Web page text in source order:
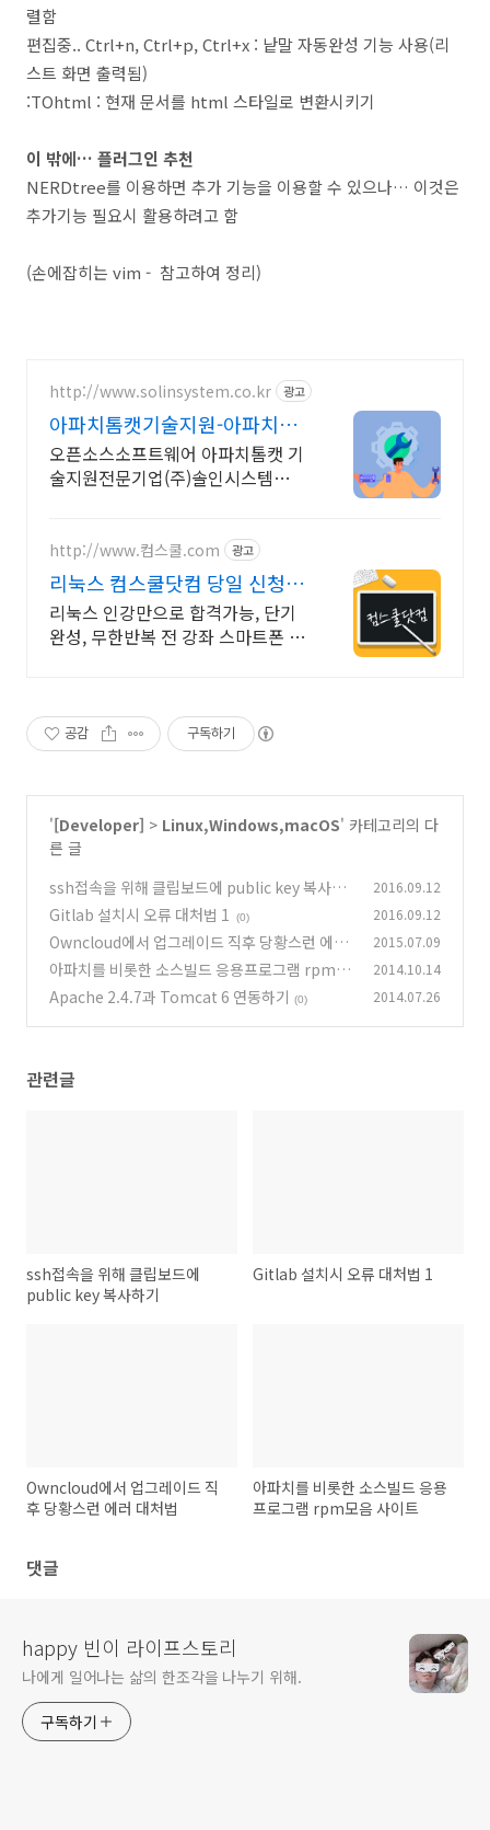
렬함
편집중.. Ctrl+n, Ctrl+p, Ctrl+x : 낱말 자동완성 기능 사용(리
스트 화면 출력됨)
:TOhtml : 현재 문서를 html 스타일로 변환시키기
이 밖에… 플러그인 추천
NERDtree를 이용하면 추가 기능을 이용할 수 있으나… 이것은
추가기능 필요시 활용하려고 함
(손에잡히는 vim - 참고하여 정리)
http://www.solinsystem.co.kr 광고
아파치톰캣기술지원-아파치톰
캣 20년이상 기술지원 노하우
오픈소스소프트웨어 아파치톰캣 기
술지원전문기업(주)솔인시스템
http://www.컴스쿨.com 광고
리눅스 컴스쿨닷컴 당일 신청&
결제시 기프티콘!
리눅스 인강만으로 합격가능, 단기
완성, 무한반복 전 강좌 스마트폰 학
공감 구독하기
'[Developer] > Linux,Windows,macOS' 카테고리의 다
른 글
ssh접속을 위해 클립보드에 public key 복사하
기
(0)
2016.09.12
Gitlab 설치시 오류 대처법 1 (0) 2016.09.12
Owncloud에서 업그레이드 직후 당황스런 에러
대처법
(3)
2015.07.09
아파치를 비롯한 소스빌드 응용프로그램 rpm모
음 사이트
(0)
2014.10.14
Apache 2.4.7과 Tomcat 6 연동하기 (0) 2014.07.26
관련글
ssh접속을 위해 클립보드에
public key 복사하기
Gitlab 설치시 오류 대처법 1
Owncloud에서 업그레이드 직
후 당황스런 에러 대처법
아파치를 비롯한 소스빌드 응용
프로그램 rpm모음 사이트
댓글
happy 빈이 라이프스토리
나에게 일어나는 삶의 한조각을 나누기 위해.
구독하기